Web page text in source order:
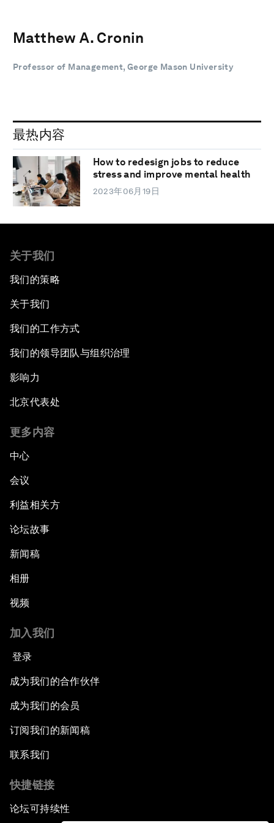
Matthew A. Cronin
Professor of Management, George Mason University
最热内容
How to redesign jobs to reduce
stress and improve mental health
2023年06月19日
关于我们
我们的策略
关于我们
我们的工作方式
我们的领导团队与组织治理
影响力
北京代表处
更多内容
中心
会议
利益相关方
论坛故事
新闻稿
相册
视频
加入我们
登录
成为我们的合作伙伴
成为我们的会员
订阅我们的新闻稿
联系我们
快捷链接
论坛可持续性